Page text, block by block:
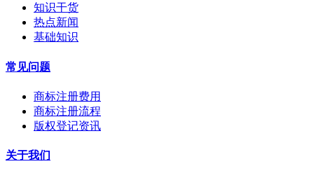
知识干货
热点新闻
基础知识
常见问题
商标注册费用
商标注册流程
版权登记资讯
关于我们